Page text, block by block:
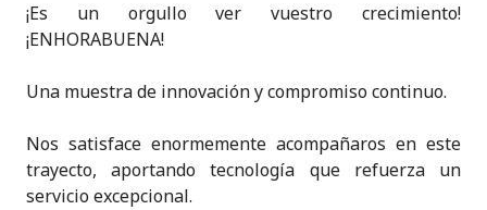
¡Es un orgullo ver vuestro crecimiento!
¡ENHORABUENA!
Una muestra de innovación y compromiso continuo.
Nos satisface enormemente acompañaros en este
trayecto, aportando tecnología que refuerza un
servicio excepcional.